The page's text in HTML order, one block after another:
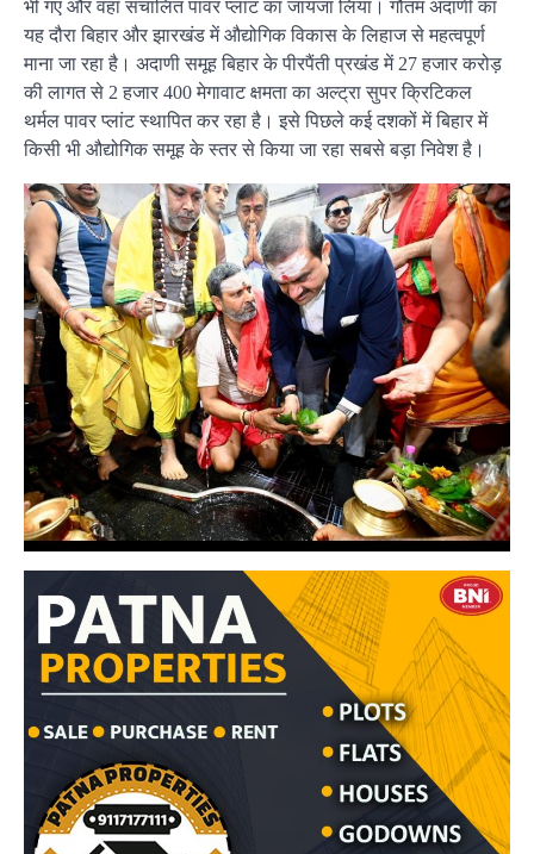
भी गए और वहां संचालित पावर प्लांट का जायजा लिया। गौतम अदाणी का
यह दौरा बिहार और झारखंड में औद्योगिक विकास के लिहाज से महत्वपूर्ण
माना जा रहा है। अदाणी समूह बिहार के पीरपैंती प्रखंड में 27 हजार करोड़
की लागत से 2 हजार 400 मेगावाट क्षमता का अल्ट्रा सुपर क्रिटिकल
थर्मल पावर प्लांट स्थापित कर रहा है। इसे पिछले कई दशकों में बिहार में
किसी भी औद्योगिक समूह के स्तर से किया जा रहा सबसे बड़ा निवेश है।